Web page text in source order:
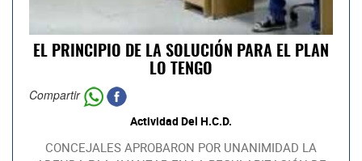
EL PRINCIPIO DE LA SOLUCIÓN PARA EL PLAN
LO TENGO
Compartir
Actividad Del H.C.D.
CONCEJALES APROBARON POR UNANIMIDAD LA